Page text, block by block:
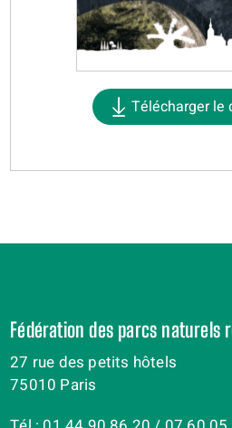
Télécharger le
Fédération des parcs naturels
27 rue des petits hôtels
75010 Paris